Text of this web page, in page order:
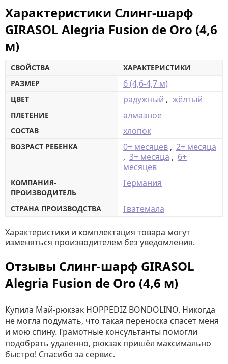
Характеристики Слинг-шарф
GIRASOL Alegria Fusion de Oro (4,6
м)
СВОЙСТВА
ХАРАКТЕРИСТИКИ
РАЗМЕР
6 (4,6-4,7 м)
ЦВЕТ радужный , жёлтый
ПЛЕТЕНИЕ алмазное
СОСТАВ хлопок
ВОЗРАСТ РЕБЕНКА 0+ месяцев , 2+ месяца
, 3+ месяца , 6+
месяцев
КОМПАНИЯ-
ПРОИЗВОДИТЕЛЬ
Германия
СТРАНА ПРОИЗВОДСТВА Гватемала
Характеристики и комплектация товара могут
изменяться производителем без уведомления.
Отзывы Слинг-шарф GIRASOL
Alegria Fusion de Oro (4,6 м)
Купила Май-рюкзак HOPPEDIZ BONDOLINO. Никогда
не могла подумать, что такая переноска спасет меня
и мою спину. Грамотные консультанты помогли
подобрать удаленно, рюкзак пришёл максимально
быстро! Спасибо за сервис.